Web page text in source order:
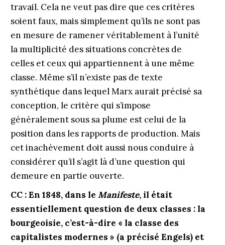
travail. Cela ne veut pas dire que ces critères
soient faux, mais simplement qu’ils ne sont pas
en mesure de ramener véritablement à l’unité
la multiplicité des situations concrètes de
celles et ceux qui appartiennent à une même
classe. Même s’il n’existe pas de texte
synthétique dans lequel Marx aurait précisé sa
conception, le critère qui s’impose
généralement sous sa plume est celui de la
position dans les rapports de production. Mais
cet inachèvement doit aussi nous conduire à
considérer qu’il s’agit là d’une question qui
demeure en partie ouverte.
CC : En 1848, dans le Manifeste, il était
essentiellement question de deux classes : la
bourgeoisie, c’est-à-dire « la classe des
capitalistes modernes » (a précisé Engels) et